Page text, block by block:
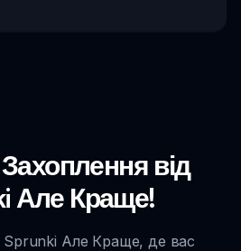
від
Але Краще!
Sprunki Але Краще, де вас